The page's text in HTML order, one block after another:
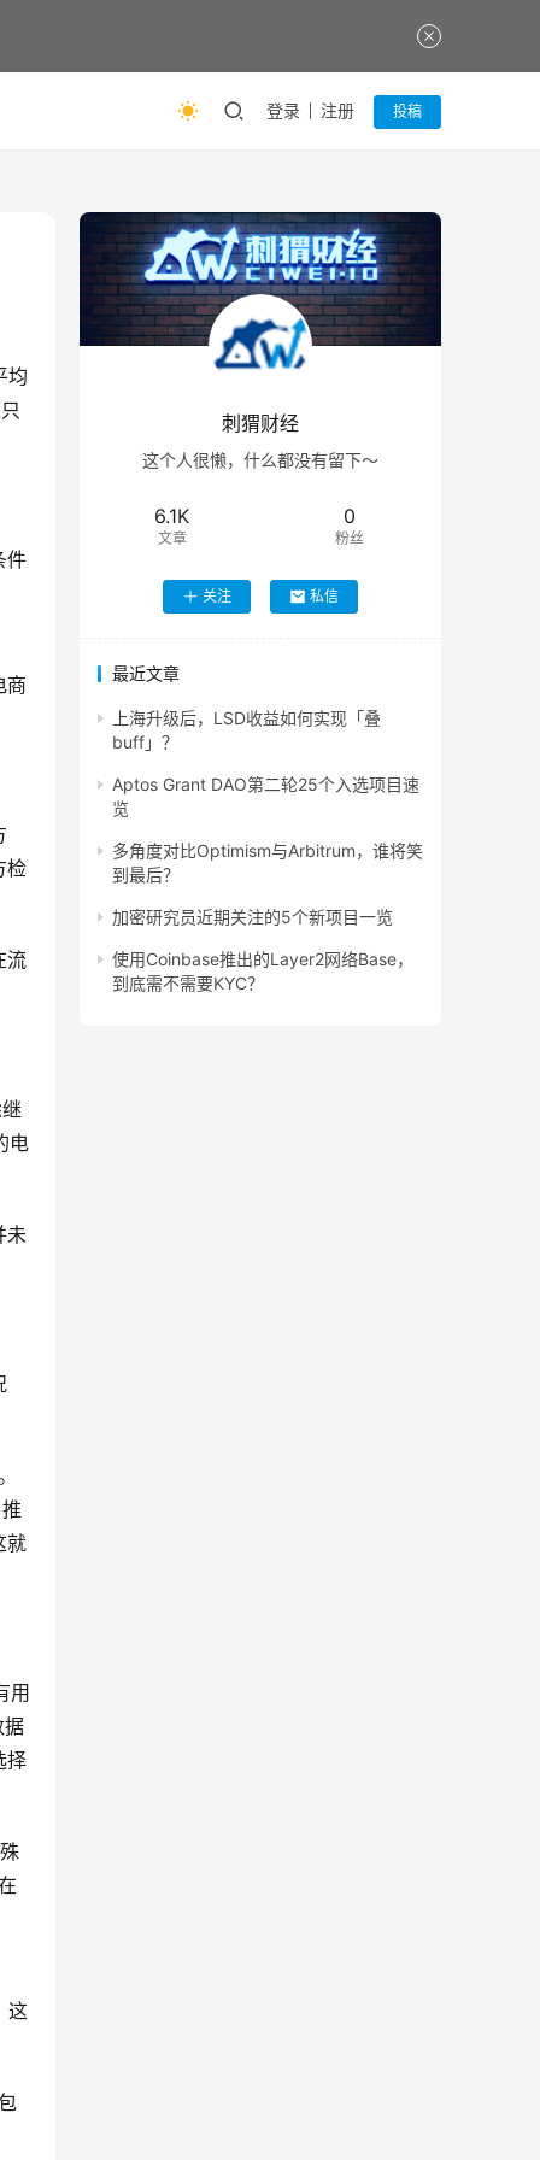
登录 注册 投稿
均
件
商
检
流
电
未
就
用
据
择
这
刺猬财经
这个人很懒，什么都没有留下～
6.1K
文章
0
粉丝
关注 私信
最近文章
上海升级后，LSD收益如何实现「叠
buff」？
Aptos Grant DAO第二轮25个入选项目速
览
多角度对比Optimism与Arbitrum，谁将笑
到最后？
加密研究员近期关注的5个新项目一览
使用Coinbase推出的Layer2网络Base，
到底需不需要KYC？